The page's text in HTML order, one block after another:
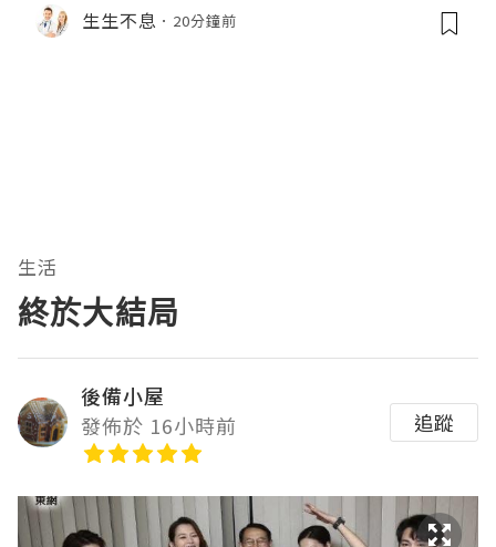
生生不息 20分鐘前
生活
終於大結局
後備小屋
發佈於 16小時前
追蹤